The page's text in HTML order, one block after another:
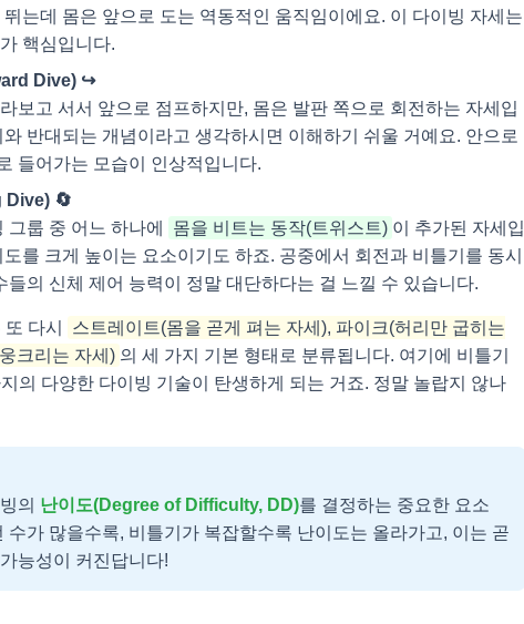
뛰는데 몸은 앞으로 도는 역동적인 움직임이에요. 이 다이빙 자세는
핵심입니다.
Dive) ↪
보고 서서 앞으로 점프하지만, 몸은 발판 쪽으로 회전하는 자세입
반대되는 개념이라고 생각하시면 이해하기 쉬울 거예요. 안으로
들어가는 모습이 인상적입니다.
Dive) 🔄
그룹 중 어느 하나에
몸을 비트는 동작(트위스트) 이 추가된 자세입
를 크게 높이는 요소이기도 하죠. 공중에서 회전과 비틀기를 동시
들의 신체 제어 능력이 정말 대단하다는 걸 느낄 수 있습니다.
다시
스트레이트(몸을 곧게 펴는 자세), 파이크(허리만 굽히는
크리는 자세) 의 세 가지 기본 형태로 분류됩니다. 여기에 비틀기
의 다양한 다이빙 기술이 탄생하게 되는 거죠. 정말 놀랍지 않나
의 난이도(Degree of Difficulty, DD)를 결정하는 중요한 요소
수가 많을수록, 비틀기가 복잡할수록 난이도는 올라가고, 이는 곧
능성이 커진답니다!